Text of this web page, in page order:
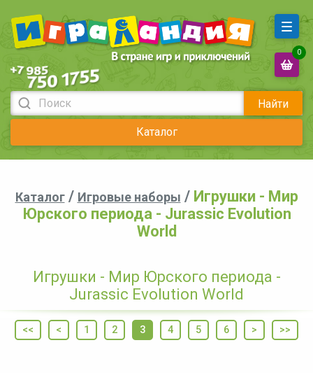
Найти
Каталог
0
Каталог/ Игровые наборы / Игрушки - Мир
Юрского периода - Jurassic Evolution
World
Игрушки - Мир Юрского периода -
Jurassic Evolution World
<< < 1 2 3 4 5 6 > >>